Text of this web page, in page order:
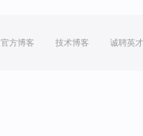
官方博客 技术博客 诚聘英才